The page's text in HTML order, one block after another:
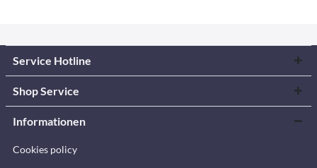
Service Hotline
Shop Service
Informationen
Cookies policy